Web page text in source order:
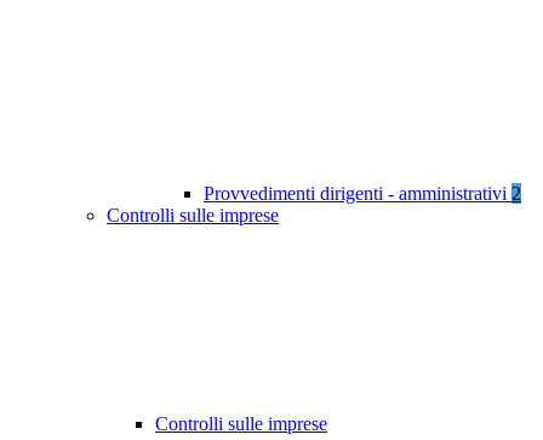
Provvedimenti dirigenti - amministrativi 2
Controlli sulle imprese
Controlli sulle imprese